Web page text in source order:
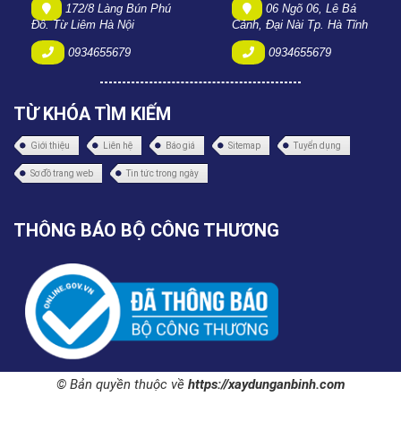
172/8 Làng Bún Phú
Đô. Từ Liêm Hà Nội
0934655679
06 Ngõ 06, Lê Bá
Cảnh, Đại Nài Tp. Hà Tĩnh
0934655679
TỪ KHÓA TÌM KIẾM
Giới thiệu Liên hệ Báo giá Sitemap Tuyển dụng
Sơ đồ trang web Tin tức trong ngày
THÔNG BÁO BỘ CÔNG THƯƠNG
© Bản quyền thuộc về https://xaydunganbinh.com